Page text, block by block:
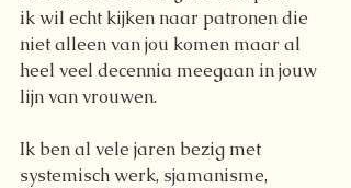
ik wil echt kijken naar patronen die
niet alleen van jou komen maar al
heel veel decennia meegaan in jouw
lijn van vrouwen.
Ik ben al vele jaren bezig met
systemisch werk, sjamanisme,